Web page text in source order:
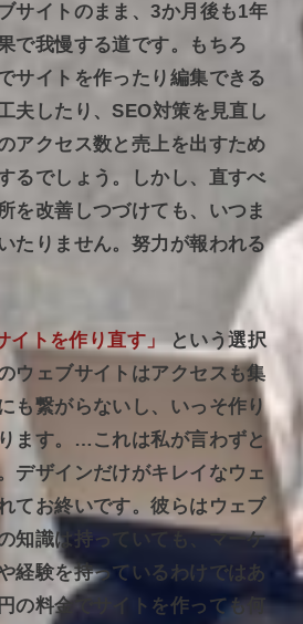
サイトのまま、3か月後も1年
で我慢する道です。もちろ
サイトを作ったり編集できる
夫したり、SEO対策を見直し
アクセス数と売上を出すため
るでしょう。しかし、直すべ
を改善しつづけても、いつま
たりません。努力が報われる
イトを作り直す」 という選択
ウェブサイトはアクセスも集
も繋がらないし、いっそ作り
ます。…これは私が言わずと
デザインだけがキレイなウェ
てお終いです。彼らはウェブ
知識は持っていても、マーケ
経験を持っているわけではあ
の料金でサイトを作っても何